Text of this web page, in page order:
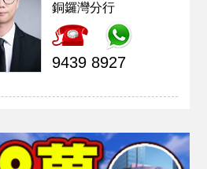
銅鑼灣分行
9439 8927